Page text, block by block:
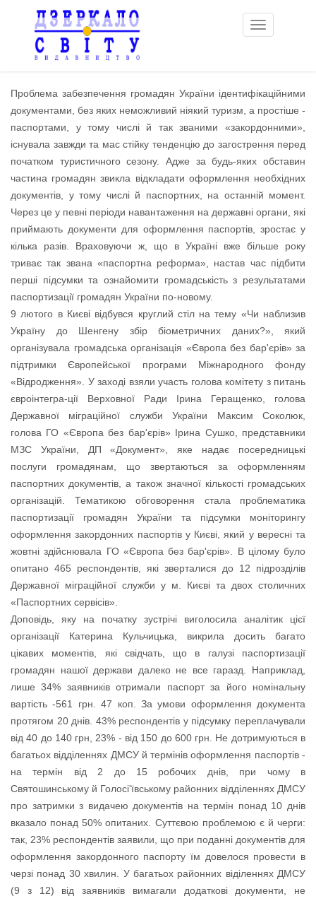
Toggle
navigation
Проблема забезпечення громадян України ідентифікаційними
документами, без яких неможливий ніякий туризм, а простіше -
паспортами, у тому числі й так званими «закордонними»,
існувала завжди та мас стійку тенденцію до загострення перед
початком туристичного сезону. Адже за будь-яких обставин
частина громадян звикла відкладати оформлення необхідних
документів, у тому числі й паспортних, на останній момент.
Через це у певні періоди навантаження на державні органи, які
приймають документи для оформлення паспортів, зростає у
кілька разів. Враховуючи ж, що в Україні вже більше року
триває так звана «паспортна реформа», настав час підбити
перші підсумки та ознайомити громадськість з результатами
паспортизації громадян України по-новому.
9 лютого в Києві відбувся круглий стіл на тему «Чи наблизив
Україну до Шенгену збір біометричних даних?», який
організувала громадська організація «Європа без бар'єрів» за
підтримки Європейської програми Міжнародного фонду
«Відродження». У заході взяли участь голова комітету з питань
євроінтегра-ції Верховної Ради Ірина Геращенко, голова
Державної міграційної служби України Максим Соколюк,
голова ГО «Європа без бар'єрів» Ірина Сушко, представники
МЗС України, ДП «Документ», яке надає посередницькі
послуги громадянам, що звертаються за оформленням
паспортних документів, а також значної кількості громадських
організацій. Тематикою обговорення стала проблематика
паспортизації громадян України та підсумки моніторингу
оформлення закордонних паспортів у Києві, який у вересні та
жовтні здійснювала ГО «Європа без бар'єрів». В цілому було
опитано 465 респондентів, які зверталися до 12 підрозділів
Державної міграційної служби у м. Києві та двох столичних
«Паспортних сервісів».
Доповідь, яку на початку зустрічі виголосила аналітик цієї
організації Катерина Кульчицька, викрила досить багато
цікавих моментів, які свідчать, що в галузі паспортизації
громадян нашої держави далеко не все гаразд. Наприклад,
лише 34% заявників отримали паспорт за його номінальну
вартість -561 грн. 47 коп. За умови оформлення документа
протягом 20 днів. 43% респондентів у підсумку переплачували
від 40 до 140 грн, 23% - від 150 до 600 грн. Не дотримуються в
багатьох відділеннях ДМСУ й термінів оформлення паспортів -
на термін від 2 до 15 робочих днів, при чому в
Святошинському й Голосі'ївському районних відділеннях ДМСУ
про затримки з видачею документів на термін понад 10 днів
вказало понад 50% опитаних. Суттєвою проблемою є й черги:
так, 23% респондентів заявили, що при поданні документів для
оформлення закордонного паспорту їм довелося провести в
черзі понад 30 хвилин. У багатьох районних віділеннях ДМСУ
(9 з 12) від заявників вимагали додаткові документи, не